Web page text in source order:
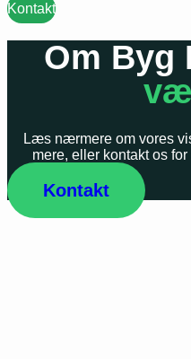
Kontakt
Om Byg
Læs nærmere om vores
mere, eller kontakt os
Kontakt